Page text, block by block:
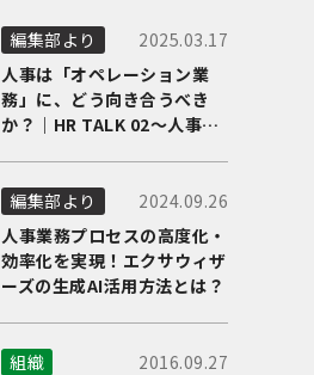
編集部より
2025.03.17
人事は「オペレーション業
務」に、どう向き合うべき
か？｜HR TALK 02～人事DX
編集部より
2024.09.26
人事業務プロセスの高度化・
効率化を実現！エクサウィザ
ーズの生成AI活用方法とは？
組織
2016.09.27